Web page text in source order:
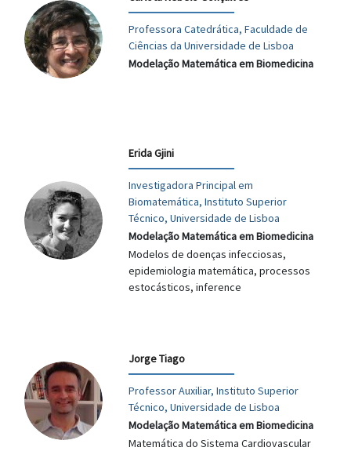
Professora Catedrática, Faculdade de
Ciências da Universidade de Lisboa
Modelação Matemática em Biomedicina
Erida Gjini
Investigadora Principal em
Biomatemática, Instituto Superior
Técnico, Universidade de Lisboa
Modelação Matemática em Biomedicina
Modelos de doenças infecciosas,
epidemiologia matemática, processos
estocásticos, inference
Jorge Tiago
Professor Auxiliar, Instituto Superior
Técnico, Universidade de Lisboa
Modelação Matemática em Biomedicina
Matemática do Sistema Cardiovascular